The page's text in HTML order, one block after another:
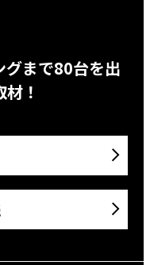
グまで80台を出
！